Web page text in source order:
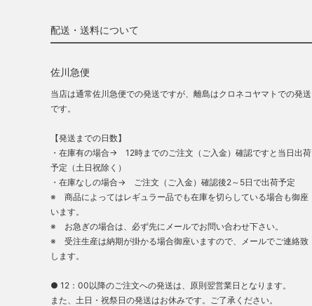
配送・送料について
佐川急便
当店は通常佐川急便での発送ですが、離島はクロネコヤマトでの発送
です。
【発送までの日数】
・在庫有の場合→ 12時までのご注文（ご入金）確認ですと当日出荷
予定（土日祝除く）
・在庫なしの場合→ ご注文（ご入金）確認後2～5日で出荷予定
※ 商品によってはレギュラー品でも在庫を切らしている場合も御座
います。
※ お急ぎの場合は、必ず先にメールでお問い合わせ下さい。
※ 受注生産は納期が掛かる場合御座いますので、メールでご連絡致
します。
● 12：00以降のご注文への発送は、原則翌営業日となります。
また、土日・祝祭日の発送はお休みです。ご了承ください。